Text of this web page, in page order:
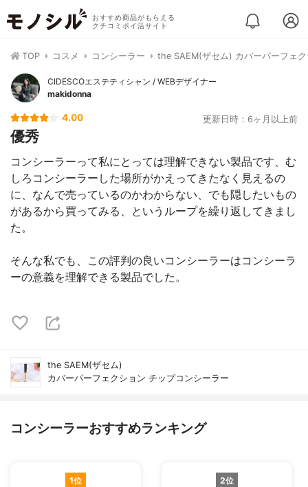
おすすめ商品がもらえる
クチコミポイ活サイト
TOP コスメ コンシーラー the SAEM(ザセム) カバーパーフェ
CIDESCOエステティシャン / WEBデザイナー
makidonna
4.00 更新日時：6ヶ月以上前
優秀
コンシーラーって私にとっては理解できない製品です、む
しろコンシーラーした場所がかえってきたなく見えるの
に、なんで売っているのかわからない、でも隠したいもの
があるから買ってみる、というループを繰り返してきまし
た。
そんな私でも、この評判の良いコンシーラーはコンシーラ
ーの意義を理解できる製品でした。
the SAEM(ザセム)
カバーパーフェクション チップコンシーラー
コンシーラーおすすめランキング
1位 2位